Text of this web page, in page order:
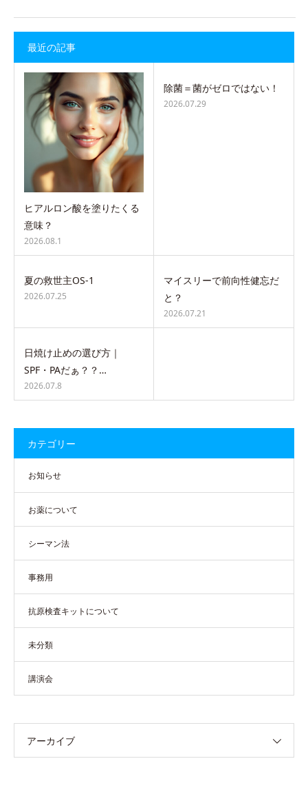
最近の記事
ヒアルロン酸を塗りたくる
意味？
2026.08.1
除菌＝菌がゼロではない！
2026.07.29
夏の救世主OS-1
2026.07.25
マイスリーで前向性健忘だ
と？
2026.07.21
日焼け止めの選び方｜
SPF・PAだぁ？？…
2026.07.8
カテゴリー
お知らせ
お薬について
シーマン法
事務用
抗原検査キットについて
未分類
講演会
アーカイブ